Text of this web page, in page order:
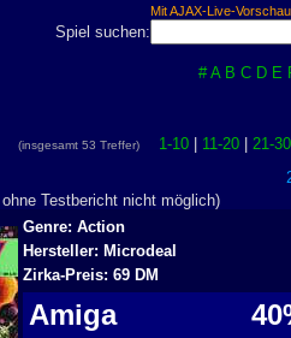
Mit AJAX-Live-
Spiel suchen:
# A B C D E
(insgesamt 53 Treffer) 1-10 11-20 21-30
Testbericht nicht möglich)
Genre: Action
Hersteller: Microdeal
Zirka-Preis: 69 DM
Amiga